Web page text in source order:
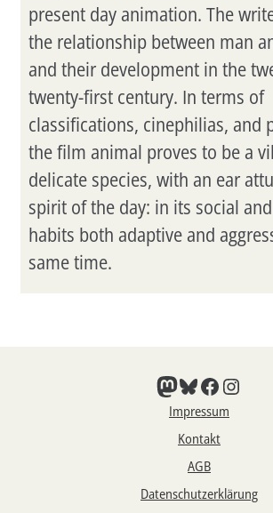
present day animation. The
the relationship between man
and their development in the
twenty-first century. In terms of
classifications, cinephilias, and
the film animal proves to be a
delicate species, with an ear
spirit of the day: in its social
habits both adaptive and
same time.
Mastodon
Bluesky
Facebook
Impressum
Kontakt
AGB
Datenschutzerklärung